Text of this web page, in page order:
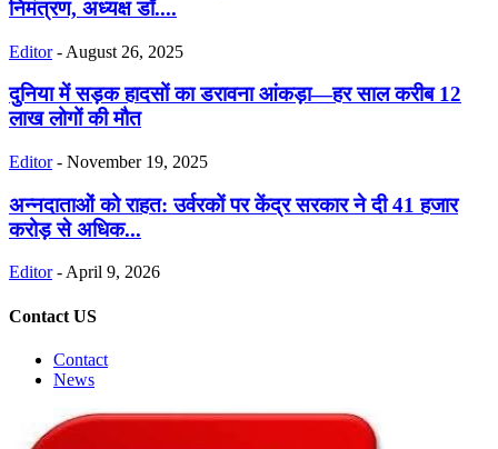
निमंत्रण, अध्यक्ष डॉ....
Editor - August 26, 2025
दुनिया में सड़क हादसों का डरावना आंकड़ा—हर साल करीब 12
लाख लोगों की मौत
Editor - November 19, 2025
अन्नदाताओं को राहत: उर्वरकों पर केंद्र सरकार ने दी 41 हजार
करोड़ से अधिक...
Editor -April 9, 2026
Contact US
Contact
News